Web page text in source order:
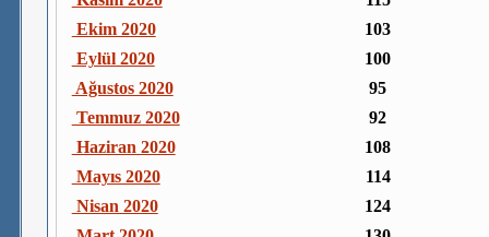
Ekim 2020
103
Eylül 2020
100
Ağustos 2020
95
Temmuz 2020
92
Haziran 2020
108
Mayıs 2020
114
Nisan 2020
124